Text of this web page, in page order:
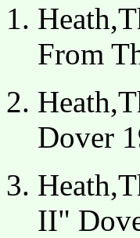
From
Dover
II"